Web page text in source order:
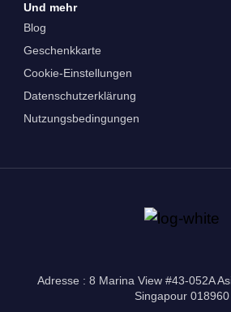
Und mehr
Blog
Geschenkkarte
Cookie-Einstellungen
Datenschutzerklärung
Nutzungsbedingungen
Adresse : 8 Marina View #43-052A
Singapour 018960